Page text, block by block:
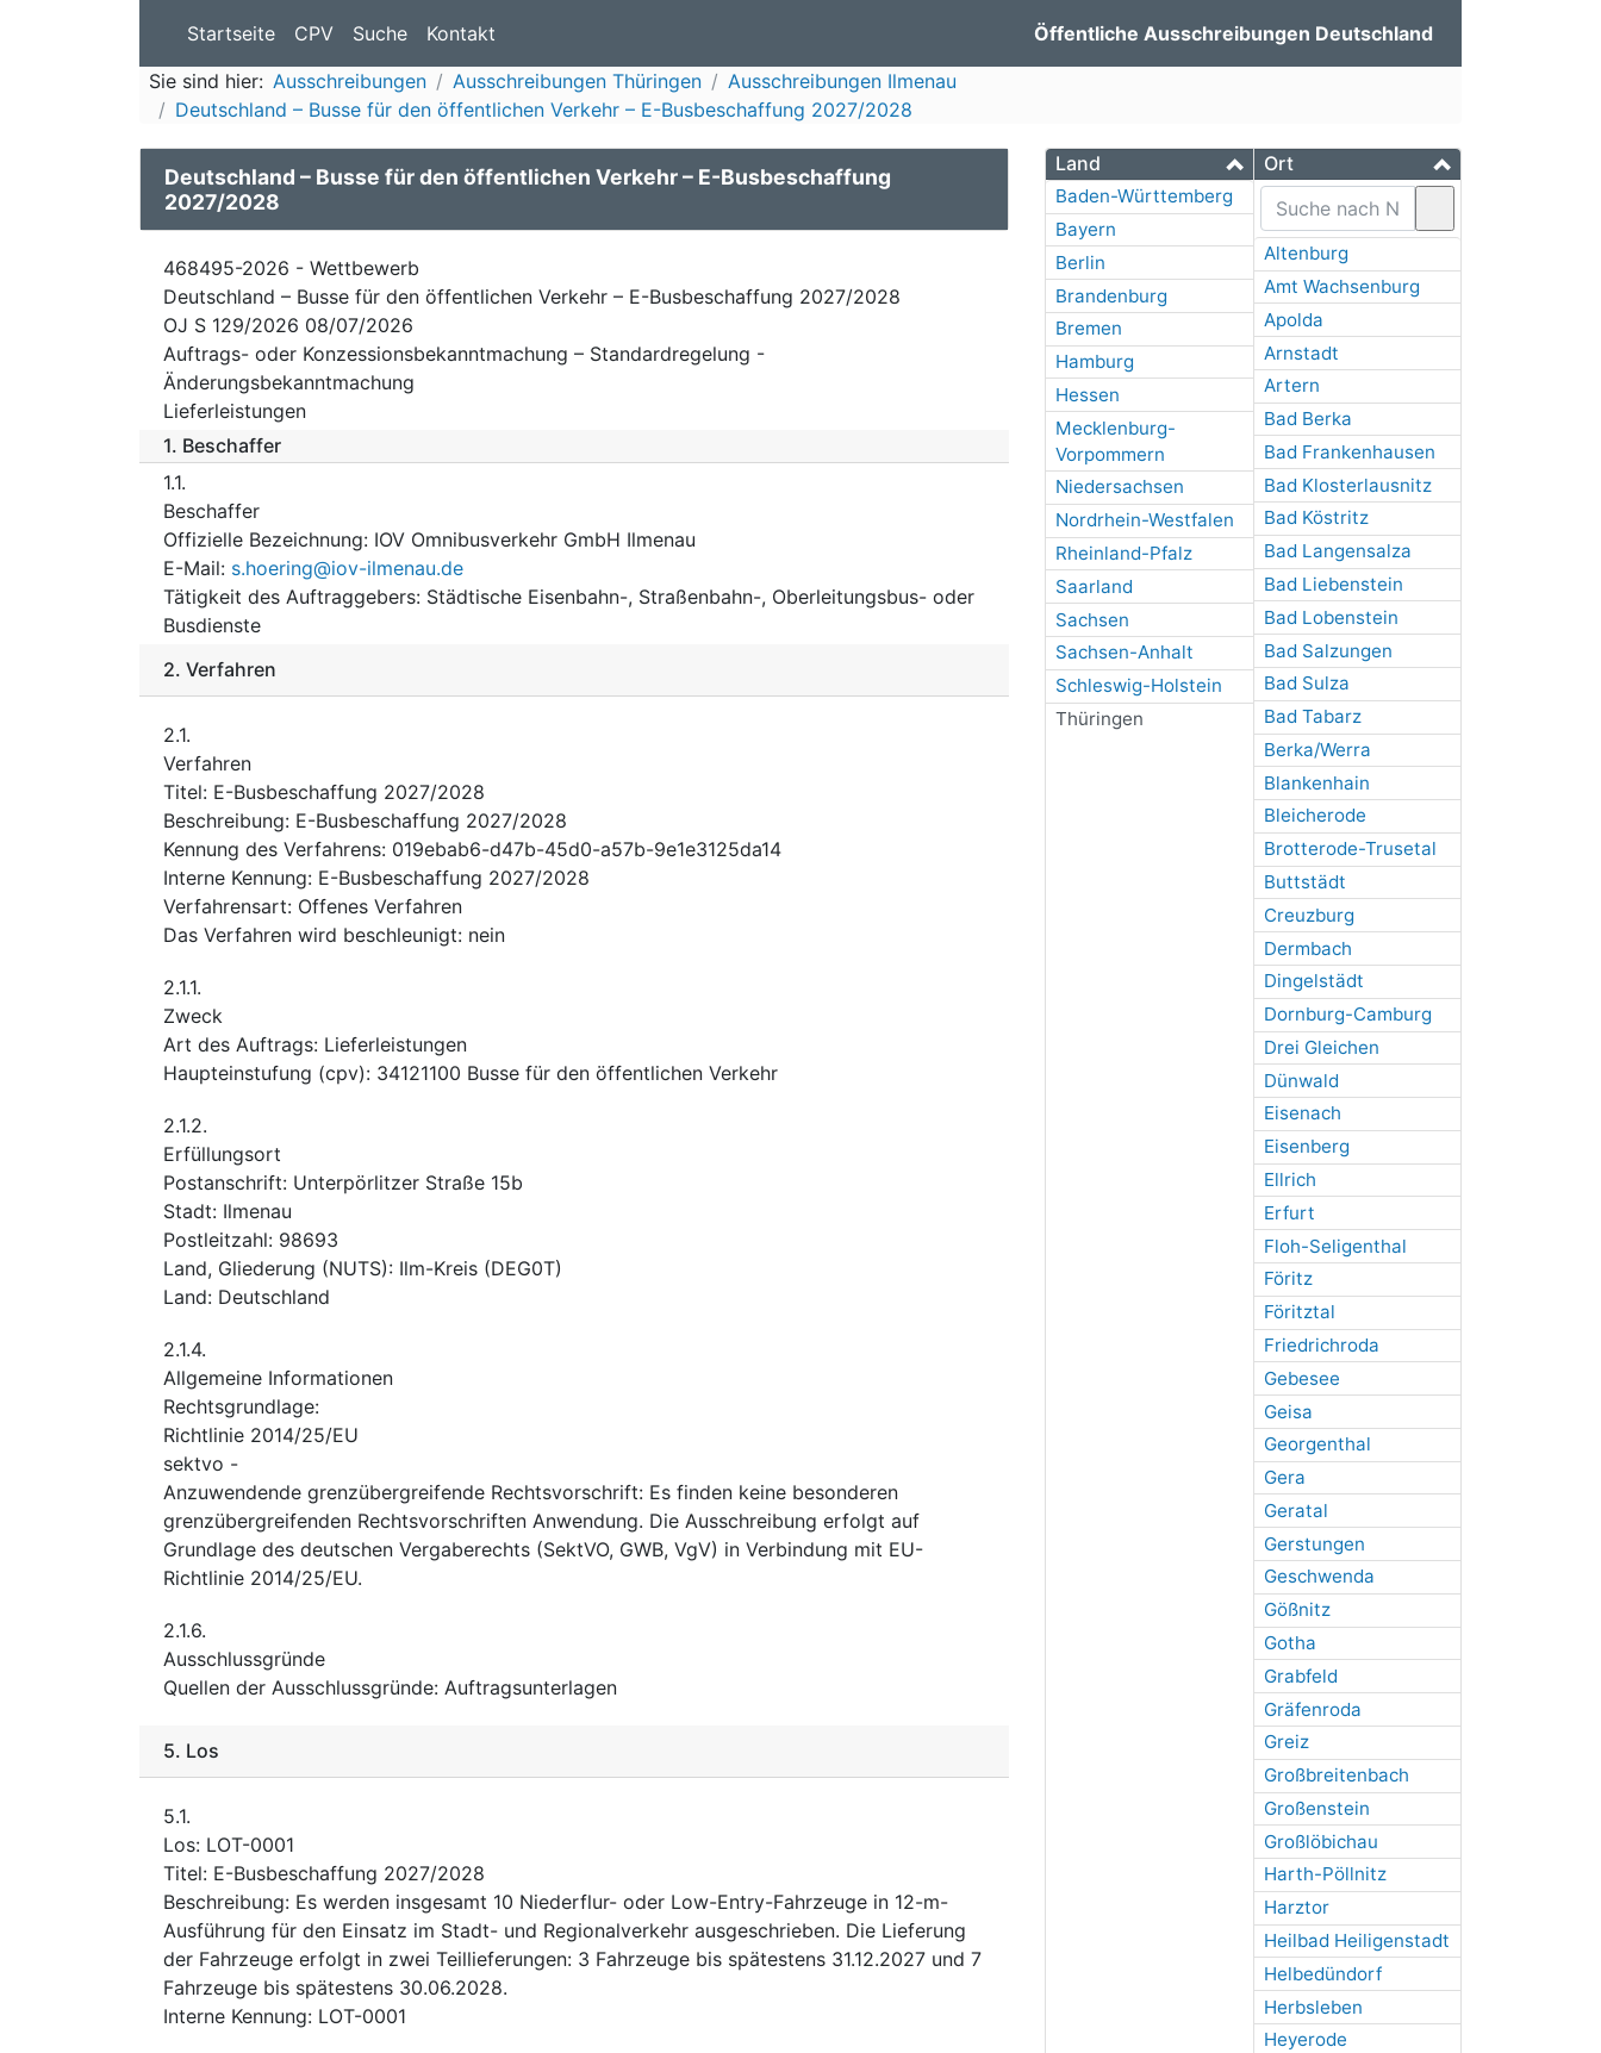
Startseite CPV Suche Kontakt Öffentliche Ausschreibungen Deutschland
Sie sind hier: Ausschreibungen Ausschreibungen Thüringen
Ausschreibungen Ilmenau
Deutschland – Busse für den öffentlichen Verkehr – E-Busbeschaffung 2027/2028
Land
Baden-Württemberg
Bayern
Berlin
Brandenburg
Bremen
Hamburg
Hessen
Mecklenburg-
Vorpommern
Niedersachsen
Nordrhein-Westfalen
Rheinland-Pfalz
Saarland
Sachsen
Sachsen-Anhalt
Schleswig-Holstein
Thüringen
Ort
Altenburg
Amt Wachsenburg
Apolda
Arnstadt
Artern
Bad Berka
Bad Frankenhausen
Bad Klosterlausnitz
Bad Köstritz
Bad Langensalza
Bad Liebenstein
Bad Lobenstein
Bad Salzungen
Bad Sulza
Bad Tabarz
Berka/Werra
Blankenhain
Bleicherode
Brotterode-Trusetal
Buttstädt
Creuzburg
Dermbach
Dingelstädt
Dornburg-Camburg
Drei Gleichen
Dünwald
Eisenach
Eisenberg
Ellrich
Erfurt
Floh-Seligenthal
Föritz
Föritztal
Friedrichroda
Gebesee
Geisa
Georgenthal
Gera
Geratal
Gerstungen
Geschwenda
Gößnitz
Gotha
Grabfeld
Gräfenroda
Greiz
Großbreitenbach
Großenstein
Großlöbichau
Harth-Pöllnitz
Harztor
Heilbad Heiligenstadt
Helbedündorf
Herbsleben
Heyerode
Deutschland – Busse für den öffentlichen Verkehr – E-Busbeschaffung
2027/2028
468495-2026 - Wettbewerb
Deutschland – Busse für den öffentlichen Verkehr – E-Busbeschaffung 2027/2028
OJ S 129/2026 08/07/2026
Auftrags- oder Konzessionsbekanntmachung – Standardregelung -
Änderungsbekanntmachung
Lieferleistungen
1. Beschaffer
1.1.
Beschaffer
Offizielle Bezeichnung: IOV Omnibusverkehr GmbH Ilmenau
E-Mail: s.hoering@iov-ilmenau.de
Tätigkeit des Auftraggebers: Städtische Eisenbahn-, Straßenbahn-, Oberleitungsbus- oder
Busdienste
2. Verfahren
2.1.
Verfahren
Titel: E-Busbeschaffung 2027/2028
Beschreibung: E-Busbeschaffung 2027/2028
Kennung des Verfahrens: 019ebab6-d47b-45d0-a57b-9e1e3125da14
Interne Kennung: E-Busbeschaffung 2027/2028
Verfahrensart: Offenes Verfahren
Das Verfahren wird beschleunigt: nein
2.1.1.
Zweck
Art des Auftrags: Lieferleistungen
Haupteinstufung (cpv): 34121100 Busse für den öffentlichen Verkehr
2.1.2.
Erfüllungsort
Postanschrift: Unterpörlitzer Straße 15b
Stadt: Ilmenau
Postleitzahl: 98693
Land, Gliederung (NUTS): Ilm-Kreis (DEG0T)
Land: Deutschland
2.1.4.
Allgemeine Informationen
Rechtsgrundlage:
Richtlinie 2014/25/EU
sektvo -
Anzuwendende grenzübergreifende Rechtsvorschrift: Es finden keine besonderen
grenzübergreifenden Rechtsvorschriften Anwendung. Die Ausschreibung erfolgt auf
Grundlage des deutschen Vergaberechts (SektVO, GWB, VgV) in Verbindung mit EU-
Richtlinie 2014/25/EU.
2.1.6.
Ausschlussgründe
Quellen der Ausschlussgründe: Auftragsunterlagen
5. Los
5.1.
Los: LOT-0001
Titel: E-Busbeschaffung 2027/2028
Beschreibung: Es werden insgesamt 10 Niederflur- oder Low-Entry-Fahrzeuge in 12-m-
Ausführung für den Einsatz im Stadt- und Regionalverkehr ausgeschrieben. Die Lieferung
der Fahrzeuge erfolgt in zwei Teillieferungen: 3 Fahrzeuge bis spätestens 31.12.2027 und 7
Fahrzeuge bis spätestens 30.06.2028.
Interne Kennung: LOT-0001